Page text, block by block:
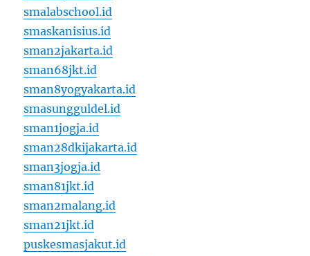
smalabschool.id
smaskanisius.id
sman2jakarta.id
sman68jkt.id
sman8yogyakarta.id
smasungguldel.id
sman1jogja.id
sman28dkijakarta.id
sman3jogja.id
sman81jkt.id
sman2malang.id
sman21jkt.id
puskesmasjakut.id